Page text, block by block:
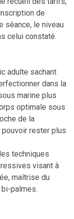
de
séance, le niveau
celui constaté.
adulte sachant
dans la
marine plus
optimale sous
de la
pouvoir rester plus
techniques
visant à
maîtrise du
palmes.